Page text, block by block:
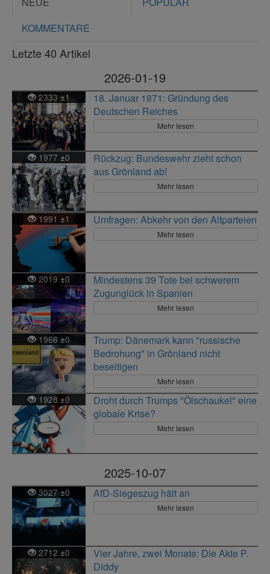
KOMMENTARE
Letzte 40 Artikel
2026-01-19
2333±1
18. Januar 1871: Gründung des
Deutschen Reiches
Mehr lesen
1977 ±0
Rückzug: Bundeswehr zieht schon
aus Grönland ab!
Mehr lesen
1991 ±1 Umfragen: Abkehr von den Altparteien
Mehr lesen
2019 ±0
Mindestens 39 Tote bei schwerem
Zugunglück in Spanien
Mehr lesen
1966±0
Trump: Dänemark kann "russische
Bedrohung" in Grönland nicht
beseitigen
Mehr lesen
1928 ±0
Droht durch Trumps "Ölschaukel" eine
globale Krise?
Mehr lesen
2025-10-07
3027 ±0 AfD-Siegeszug hält an
Mehr lesen
2712 ±0
Vier Jahre, zwei Monate: Die Akte P.
Diddy